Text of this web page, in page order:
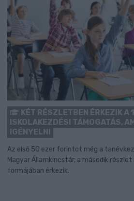
KÉT RÉSZLETBEN ÉRKEZIK A
ISKOLAKEZDÉSI TÁMOGATÁS,
IGÉNYELNI
Az első 50 ezer forintot még a
Magyar Államkincstár, a második
formájában érkezik.